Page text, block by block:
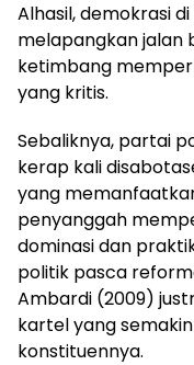
Alhasil, demokrasi
melapangkan jalan
ketimbang
yang kritis.
Sebaliknya, partai
kerap kali
yang
penyanggah
dominasi dan
politik pasca
Ambardi (2009)
kartel yang
konstituennya.